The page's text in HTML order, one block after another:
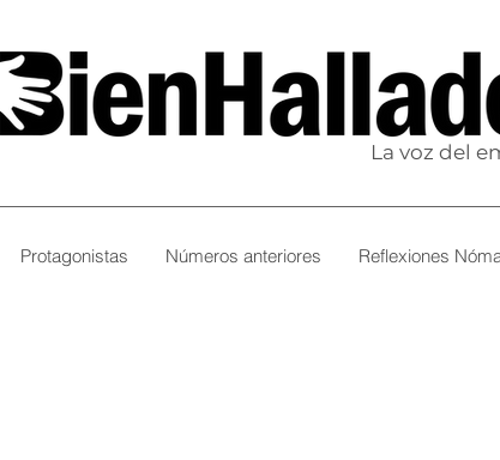
La voz del
Protagonistas Números anteriores Reflexiones